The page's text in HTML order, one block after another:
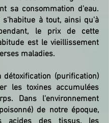
sa consommation d'eau.
s'habitue à tout, ainsi qu'à
le prix de cette
est le vieillissement
maladies.
(purification)
les toxines accumulées
Dans l'environnement
de notre époque,